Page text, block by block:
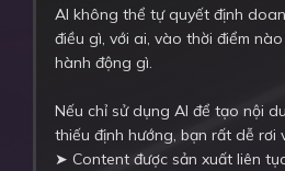
AI không thể tự quyết định
điều gì, với ai, vào thời điểm
hành động gì.
Nếu chỉ sử dụng AI để tạo nội
thiếu định hướng, bạn rất dễ rơi
➤ Content được sản xuất liên